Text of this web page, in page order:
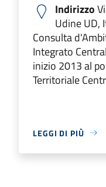
Indirizzo
Udine UD,
Consulta
Integrato
inizio 2013 al
Territoriale
LEGGI DI PIÙ